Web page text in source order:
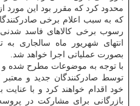
که به سبب اعلام برخی
رسوب برخی کالاهای فاسد شدنی
انتهای شهریور ماه سالجاری به
بصورت عملیاتی اجرا خواهد شد.
با توجه به موضوعات مطرح شده و
توسط صادرکنندگان جدید و
خود اقدام خواهند کرد و با
بازرگانی برای مشارکت در